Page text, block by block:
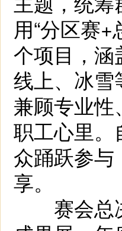
用“分区赛
个项目，
线上、冰
兼顾专业
职工心里
众踊跃参
享。
赛会总决